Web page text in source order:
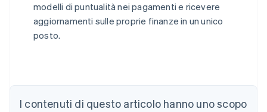
modelli di puntualità nei pagamenti e ricevere
aggiornamenti sulle proprie finanze in un unico
posto.
I contenuti di questo articolo hanno uno scopo
English